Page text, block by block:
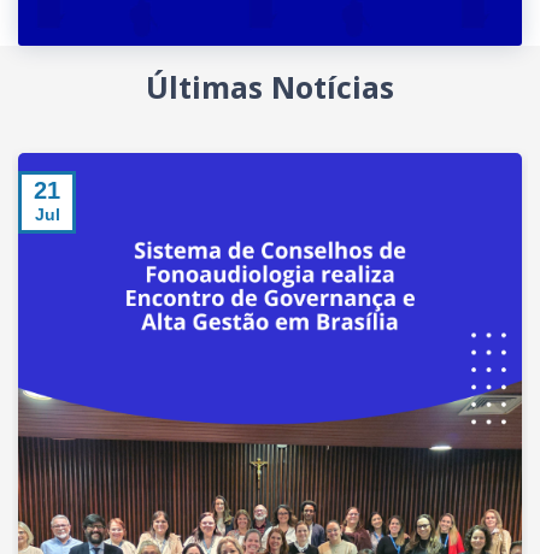
Últimas Notícias
21
Jul